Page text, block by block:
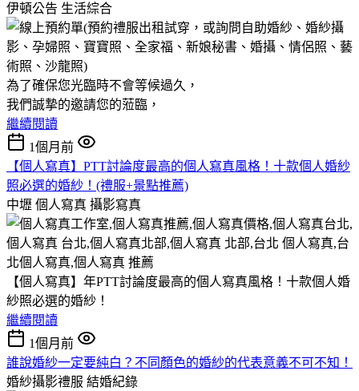
伊頓公告 生活綜合
為了確保您光臨時不會等候過久，
我們誠摯的邀請您的蒞臨，
繼續閱讀
1個月前
【個人寫真】PTT討論度最高的個人寫真風格！十款個人婚紗
照必選的婚紗！(禮服+景點推薦)
中壢 個人寫真 攝影寫真
【個人寫真】年PTT討論度最高的個人寫真風格！十款個人婚
紗照必選的婚紗！
繼續閱讀
1個月前
誰說婚紗一定要純白？不同顏色的婚紗的代表意義不可不知！
婚紗攝影禮服 結婚紀錄